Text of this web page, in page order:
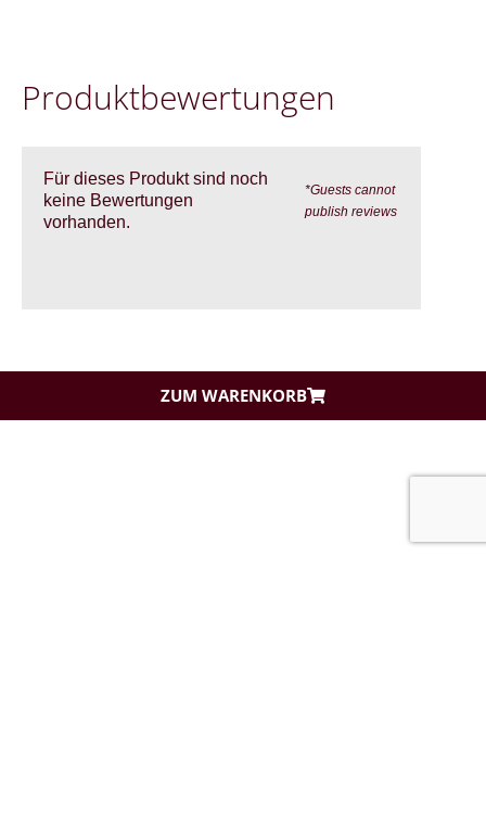
ZUM WARENKORB
Pro­dukt­be­wer­tung­en
Für dieses Produkt sind noch
keine Bewertungen
vorhanden.
*Guests cannot
publish reviews